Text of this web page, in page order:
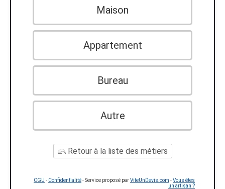
Maison
Appartement
Bureau
Autre
Retour à la liste des métiers
CGU - Confidentialité- Service proposé parViteUnDevis.com -Vous êtes
un artisan ?